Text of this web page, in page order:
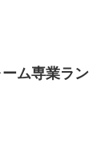
ム専業ラン